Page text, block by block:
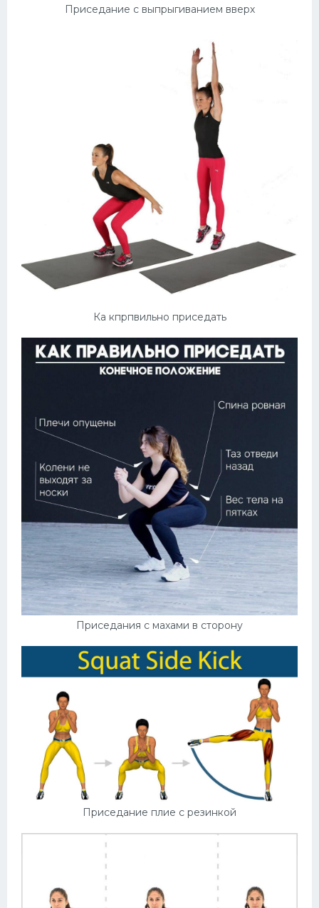
Приседание с выпрыгиванием вверх
Ка кпрпвильно приседать
Приседания с махами в сторону
Приседание плие с резинкой